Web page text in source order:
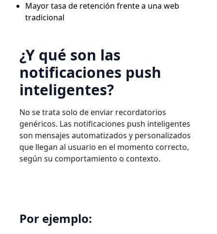
Mayor tasa de retención frente a una web
tradicional
¿Y qué son las
notificaciones push
inteligentes?
No se trata solo de enviar recordatorios
genéricos. Las notificaciones push inteligentes
son mensajes automatizados y personalizados
que llegan al usuario en el momento correcto,
según su comportamiento o contexto.
Por ejemplo: